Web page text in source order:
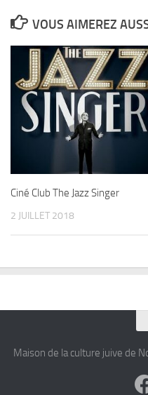
VOUS AIMEREZ
Ciné Club The Jazz Singer
2 JUILLET 2018
Maison de la culture juive de